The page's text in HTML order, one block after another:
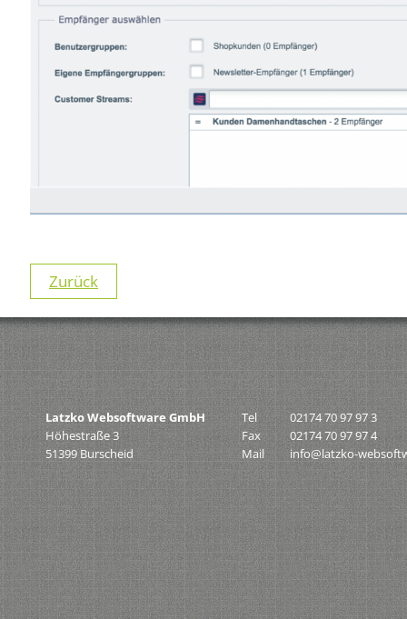
Zurück
Latzko Websoftware GmbH
Höhestraße 3
51399 Burscheid
Tel
02174 70 97 97 3
Fax
02174 70 97 97 4
Mail
info@latzko-